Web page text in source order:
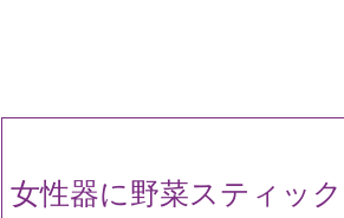
女性器に野菜スティッ